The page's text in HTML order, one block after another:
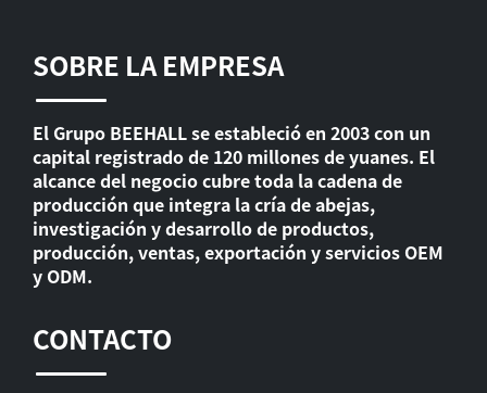
SOBRE LA EMPRESA
El Grupo BEEHALL se estableció en 2003 con un
capital registrado de 120 millones de yuanes. El
alcance del negocio cubre toda la cadena de
producción que integra la cría de abejas,
investigación y desarrollo de productos,
producción, ventas, exportación y servicios OEM
y ODM.
CONTACTO